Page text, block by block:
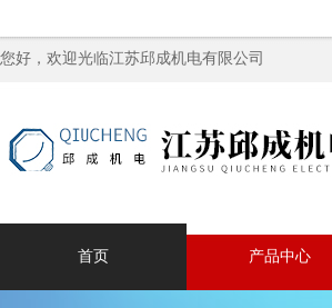
您好，欢迎光临江苏邱成机电有限公司
首页 产品中心